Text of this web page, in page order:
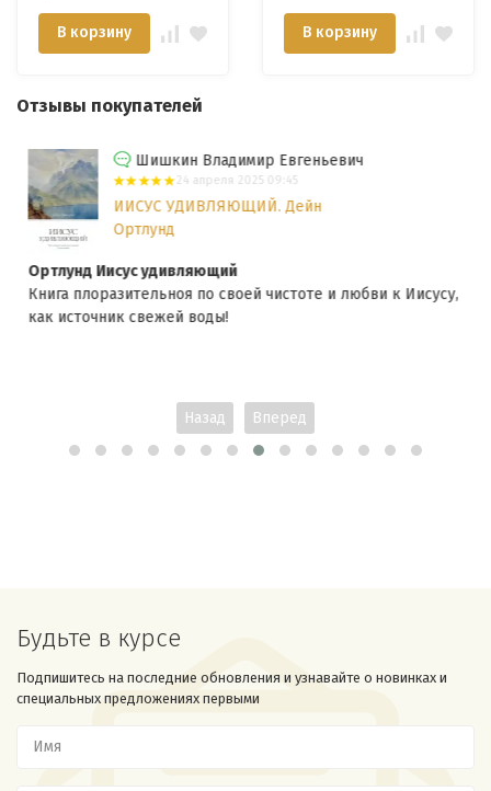
В корзину В корзину
Отзывы покупателей
Шишкин Владимир Евгеньевич
24 апреля 2025 09:45
ИИСУС УДИВЛЯЮЩИЙ. Дейн
Ортлунд
Ортлунд Иисус удивляющий
Книга плоразительноя по своей чистоте и любви к Иисусу,
как источник свежей воды!
Назад Вперед
Будьте в курсе
Подпишитесь на последние обновления и узнавайте о новинках и
специальных предложениях первыми